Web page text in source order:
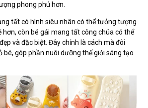
phong phú hơn.
tất có hình siêu nhân có thể tưởng tượng
còn bé gái mang tất công chúa có thể
và đặc biệt. Đây chính là cách mà đôi
góp phần nuôi dưỡng thế giới sáng tạo